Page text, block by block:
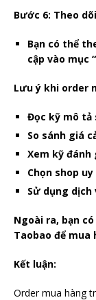
Bước 6: Theo
Bạn có thể
cập vào mục
Lưu ý khi order
Đọc kỹ mô tả
So sánh giá
Xem kỹ
Chọn shop
Sử dụng dịch
Ngoài ra, bạn
Taobao để mua
Kết luận:
Order mua hàng